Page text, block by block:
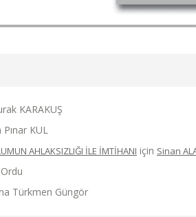
KARAKUŞ
Pınar KUL
AHLAKSIZLIĞI İLE İMTİHANI için Sinan
Türkmen Güngör